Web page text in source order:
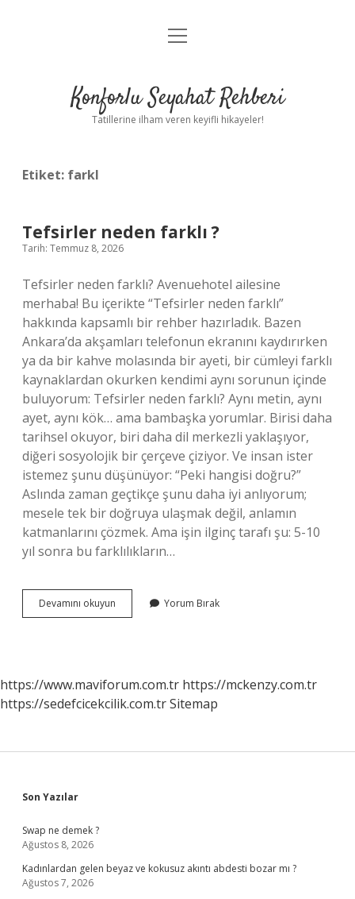
Anasayfa
Yasal Uyarı
menüyü
Konforlu Seyahat Rehberi
Tatillerine ilham veren keyifli hikayeler!
Etiket: farkl
Tefsirler neden farklı ?
Tarih: Temmuz 8, 2026
Tefsirler neden farklı? Avenuehotel ailesine
merhaba! Bu içerikte “Tefsirler neden farklı”
hakkında kapsamlı bir rehber hazırladık. Bazen
Ankara’da akşamları telefonun ekranını kaydırırken
ya da bir kahve molasında bir ayeti, bir cümleyi farklı
kaynaklardan okurken kendimi aynı sorunun içinde
buluyorum: Tefsirler neden farklı? Aynı metin, aynı
ayet, aynı kök… ama bambaşka yorumlar. Birisi daha
tarihsel okuyor, biri daha dil merkezli yaklaşıyor,
diğeri sosyolojik bir çerçeve çiziyor. Ve insan ister
istemez şunu düşünüyor: “Peki hangisi doğru?”
Aslında zaman geçtikçe şunu daha iyi anlıyorum;
mesele tek bir doğruya ulaşmak değil, anlamın
katmanlarını çözmek. Ama işin ilginç tarafı şu: 5-10
yıl sonra bu farklılıkların…
Devamını okuyun Tefsirler
neden
Yorum Bırak
https://www.maviforum.com.tr https://mckenzy.com.tr
https://sedefcicekcilik.com.trSitemap
Sidebar
Son Yazılar
Swap ne demek ?
Ağustos 8, 2026
Kadınlardan gelen beyaz ve kokusuz akıntı abdesti bozar mı ?
Ağustos 7, 2026